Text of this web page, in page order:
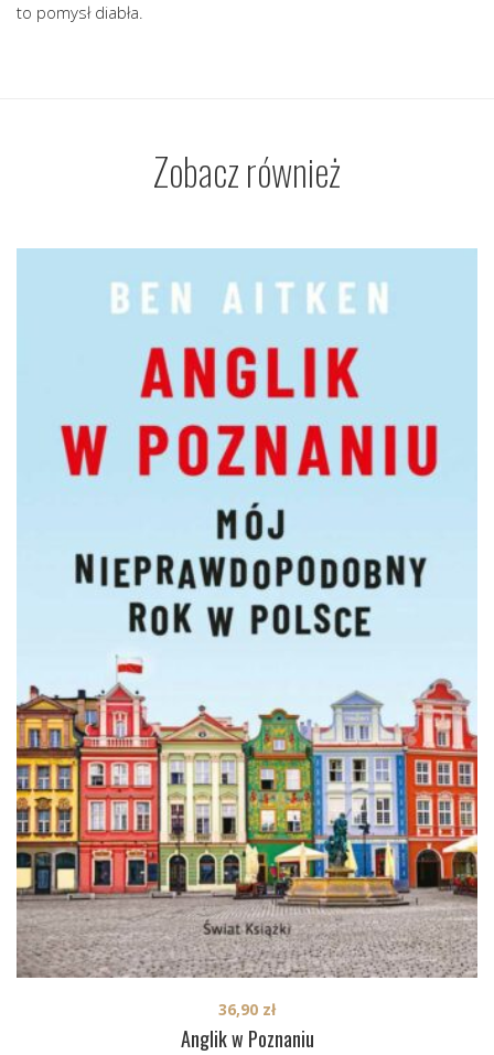
to pomysł diabła.
Zobacz również
Anglik w Poznaniu
36,90 zł